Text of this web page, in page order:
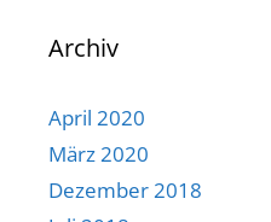
Archiv
April 2020
März 2020
Dezember 2018